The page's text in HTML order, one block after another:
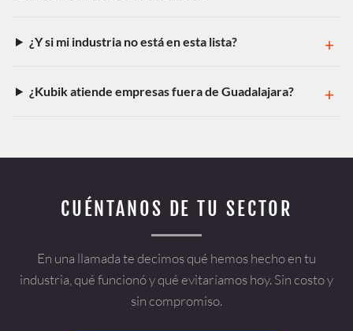
¿Y si mi industria no está en esta lista?
¿Kubik atiende empresas fuera de Guadalajara?
CUÉNTANOS DE TU SECTOR
En una llamada te decimos qué hemos hecho en tu
industria, qué funcionó y qué evitaríamos hoy. Sin costo y
sin compromiso.